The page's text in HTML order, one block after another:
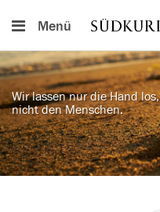
Menü
Wir lassen nur die Hand los,
nicht den Menschen.